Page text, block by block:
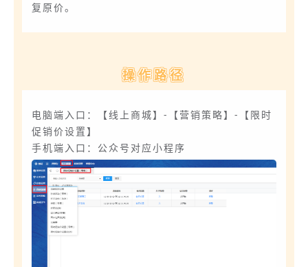
复原价。
操作路径
电脑端入口：【线上商城】-【营销策略】-【限时
促销价设置】
手机端入口：公众号对应小程序